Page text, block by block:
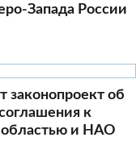
Запада России
законопроект об
к
областью и НАО